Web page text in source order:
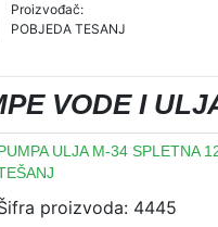
Proizvođač:
POBJEDA TESANJ
VODE I
ULJA M-34 SPLETNA
proizvoda: 4445